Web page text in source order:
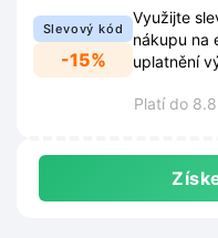
Slevový kód
-15%
Využijte
nákupu na
uplatnění
Platí do